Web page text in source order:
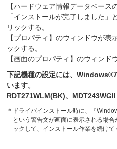
【ハードウェア情報データベース
「インストールが完了しました
リックする。
【プロパティ】のウィンドウが表
ックする。
【画面のプロパティ】のウィンド
下記機種の設定には、
います。
RDT271WLM(BK)、MDT243WGII
＊ ドライバインストール時に、『
という警告文が画面に表示される場合
ックして、インストール作業を続けて